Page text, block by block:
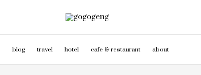
blog travel hotel cafe & restaurant about